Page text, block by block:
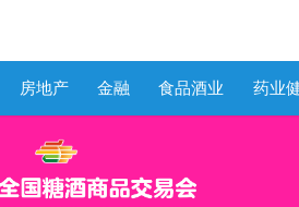
房地产 金融 食品酒业 药业